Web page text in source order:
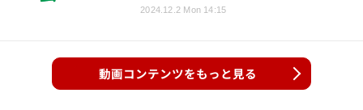
2024.12.2 Mon 14:15
動画コンテンツをもっと見る